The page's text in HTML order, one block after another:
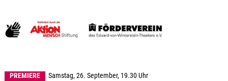
PREMIERE
Samstag, 26. September, 19.30 Uhr